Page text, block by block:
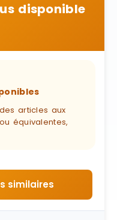
disponible
articles aux
équivalentes,
similaires